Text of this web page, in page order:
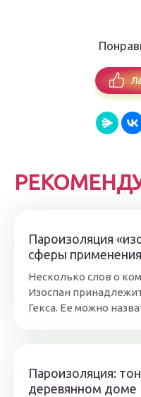
Пароизоляция
сферы
Несколько слов о
Изоспан
Гекса. Ее можно
Пароизоляция:
деревянном доме